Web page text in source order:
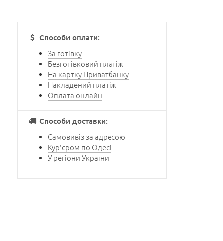
Способи оплати:
За готівку
Безготівковий платіж
На картку Приватбанку
Накладений платіж
Оплата онлайн
Способи доставки:
Самовивіз за адресою
Кур'єром по Одесі
У регіони України